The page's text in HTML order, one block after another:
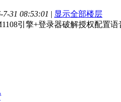
31 08:53:01 | 显示全部楼层
引擎+登录器破解授权配置语